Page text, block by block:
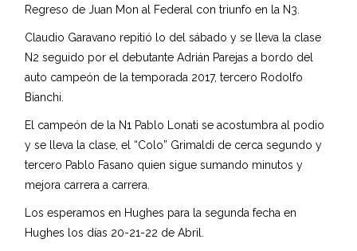
Regreso de Juan Mon al Federal con triunfo en la N3.
Claudio Garavano repitió lo del sábado y se lleva la clase
N2 seguido por el debutante Adrián Parejas a bordo del
auto campeón de la temporada 2017, tercero Rodolfo
Bianchi.
El campeón de la N1 Pablo Lonati se acostumbra al podio
y se lleva la clase, el “Colo” Grimaldi de cerca segundo y
tercero Pablo Fasano quien sigue sumando minutos y
mejora carrera a carrera.
Los esperamos en Hughes para la segunda fecha en
Hughes los días 20-21-22 de Abril.